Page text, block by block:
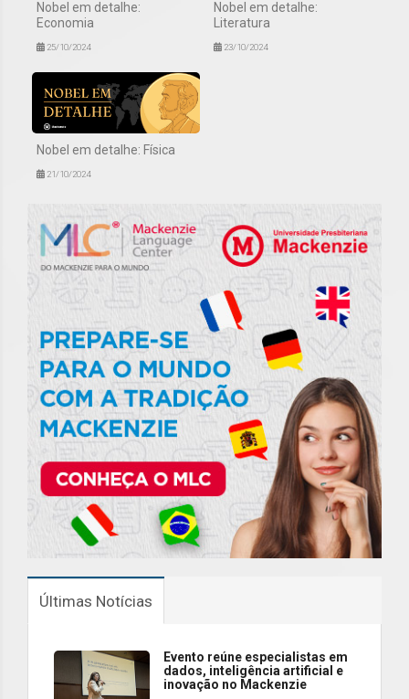
Nobel em detalhe:
Economia
25/10/2024
Nobel em detalhe:
Literatura
23/10/2024
Nobel em detalhe: Física
21/10/2024
Últimas Notícias
Evento reúne especialistas em
dados, inteligência artificial e
inovação no Mackenzie